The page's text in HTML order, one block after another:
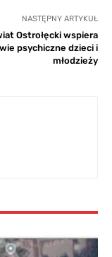
NASTĘPNY ARTYKUŁ
Ostrołęcki wspiera
psychiczne dzieci i
młodzieży